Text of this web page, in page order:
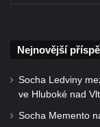
Úřednický
Opěrná zeď s
Nejnovější
Socha Ledviny
ve Hluboké nad
Socha Memento